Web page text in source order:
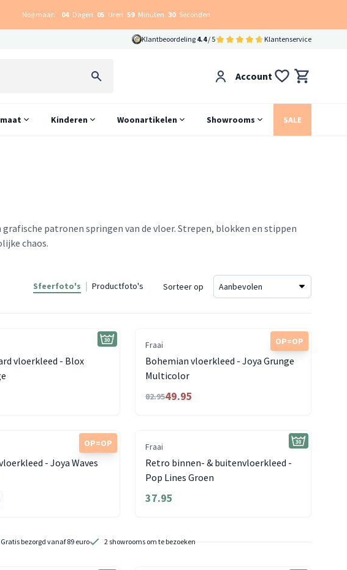
Nog maar: 04 Dagen 05 Uren 59 Minuten 29 Seconden
Klantbeoordeling 4.4/ 5 Klantenservice
Account
Kinderen Woonartikelen Showrooms SALE
patronen springen van de vloer. Strepen, blokken en stippen
chaos.
Sfeerfoto's Productfoto's Sorteer op
vloerkleed - Blox
OP=OP
Fraai
Bohemian vloerkleed - Joya Grunge
Multicolor
82.9549.95
OP=OP
- Joya Waves
Fraai
Retro binnen- & buitenvloerkleed -
Pop Lines Groen
37.95
Gratis bezorgd vanaf 89 euro 2 showrooms om te bezoeken